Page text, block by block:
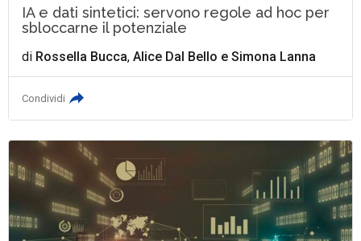
IA e dati sintetici: servono regole ad hoc per
sbloccarne il potenziale
di Rossella Bucca,Alice Dal Bello eSimona Lanna
Condividi